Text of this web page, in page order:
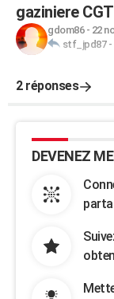
gaziniere
gdom86- 22
stf_jpd87-
2 réponses
DEVENEZ